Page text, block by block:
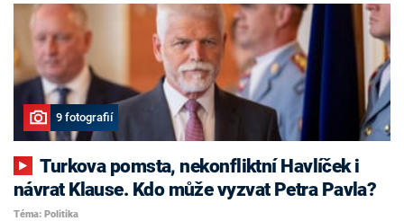
9 fotografií
Turkova pomsta, nekonfliktní Havlíček i
návrat Klause. Kdo může vyzvat Petra Pavla?
Téma: Politika